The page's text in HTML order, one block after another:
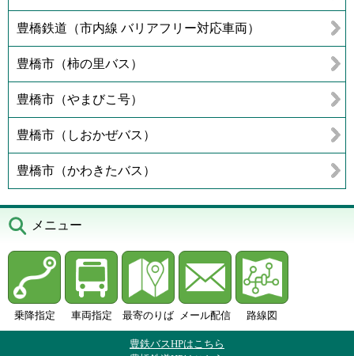
豊橋鉄道（市内線 バリアフリー対応車両）
豊橋市（柿の里バス）
豊橋市（やまびこ号）
豊橋市（しおかぜバス）
豊橋市（かわきたバス）
メニュー
乗降指定 車両指定 最寄のりば メール配信 路線図
豊鉄バスHPはこちら